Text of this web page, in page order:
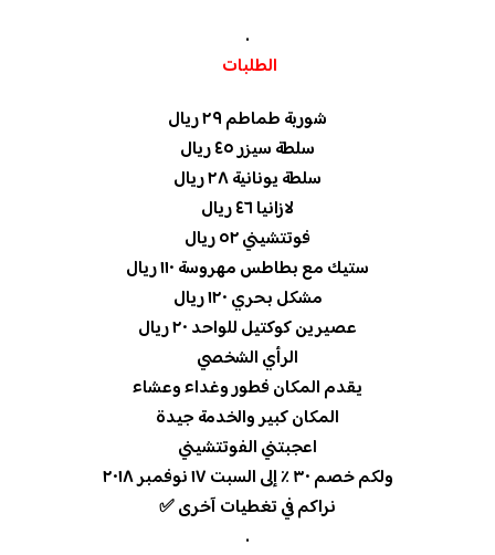
.
الطلبات
شوربة طماطم ٢٩ ريال
سلطة سيزر ٤٥ ريال
سلطة يونانية ٢٨ ريال
لازانيا ٤٦ ريال
فوتتشيني ٥٢ ريال
ستيك مع بطاطس مهروسة ١١٠ ريال
مشكل بحري ١٢٠ ريال
عصيرين كوكتيل للواحد ٢٠ ريال
الرأي الشخصي
يقدم المكان فطور وغداء وعشاء
المكان كبير والخدمة جيدة
اعجبتني الفوتتشيني
ولكم خصم ٣٠ ٪؜ إلى السبت ١٧ نوفمبر ٢٠١٨
نراكم في تغطيات آخرى ✅
.